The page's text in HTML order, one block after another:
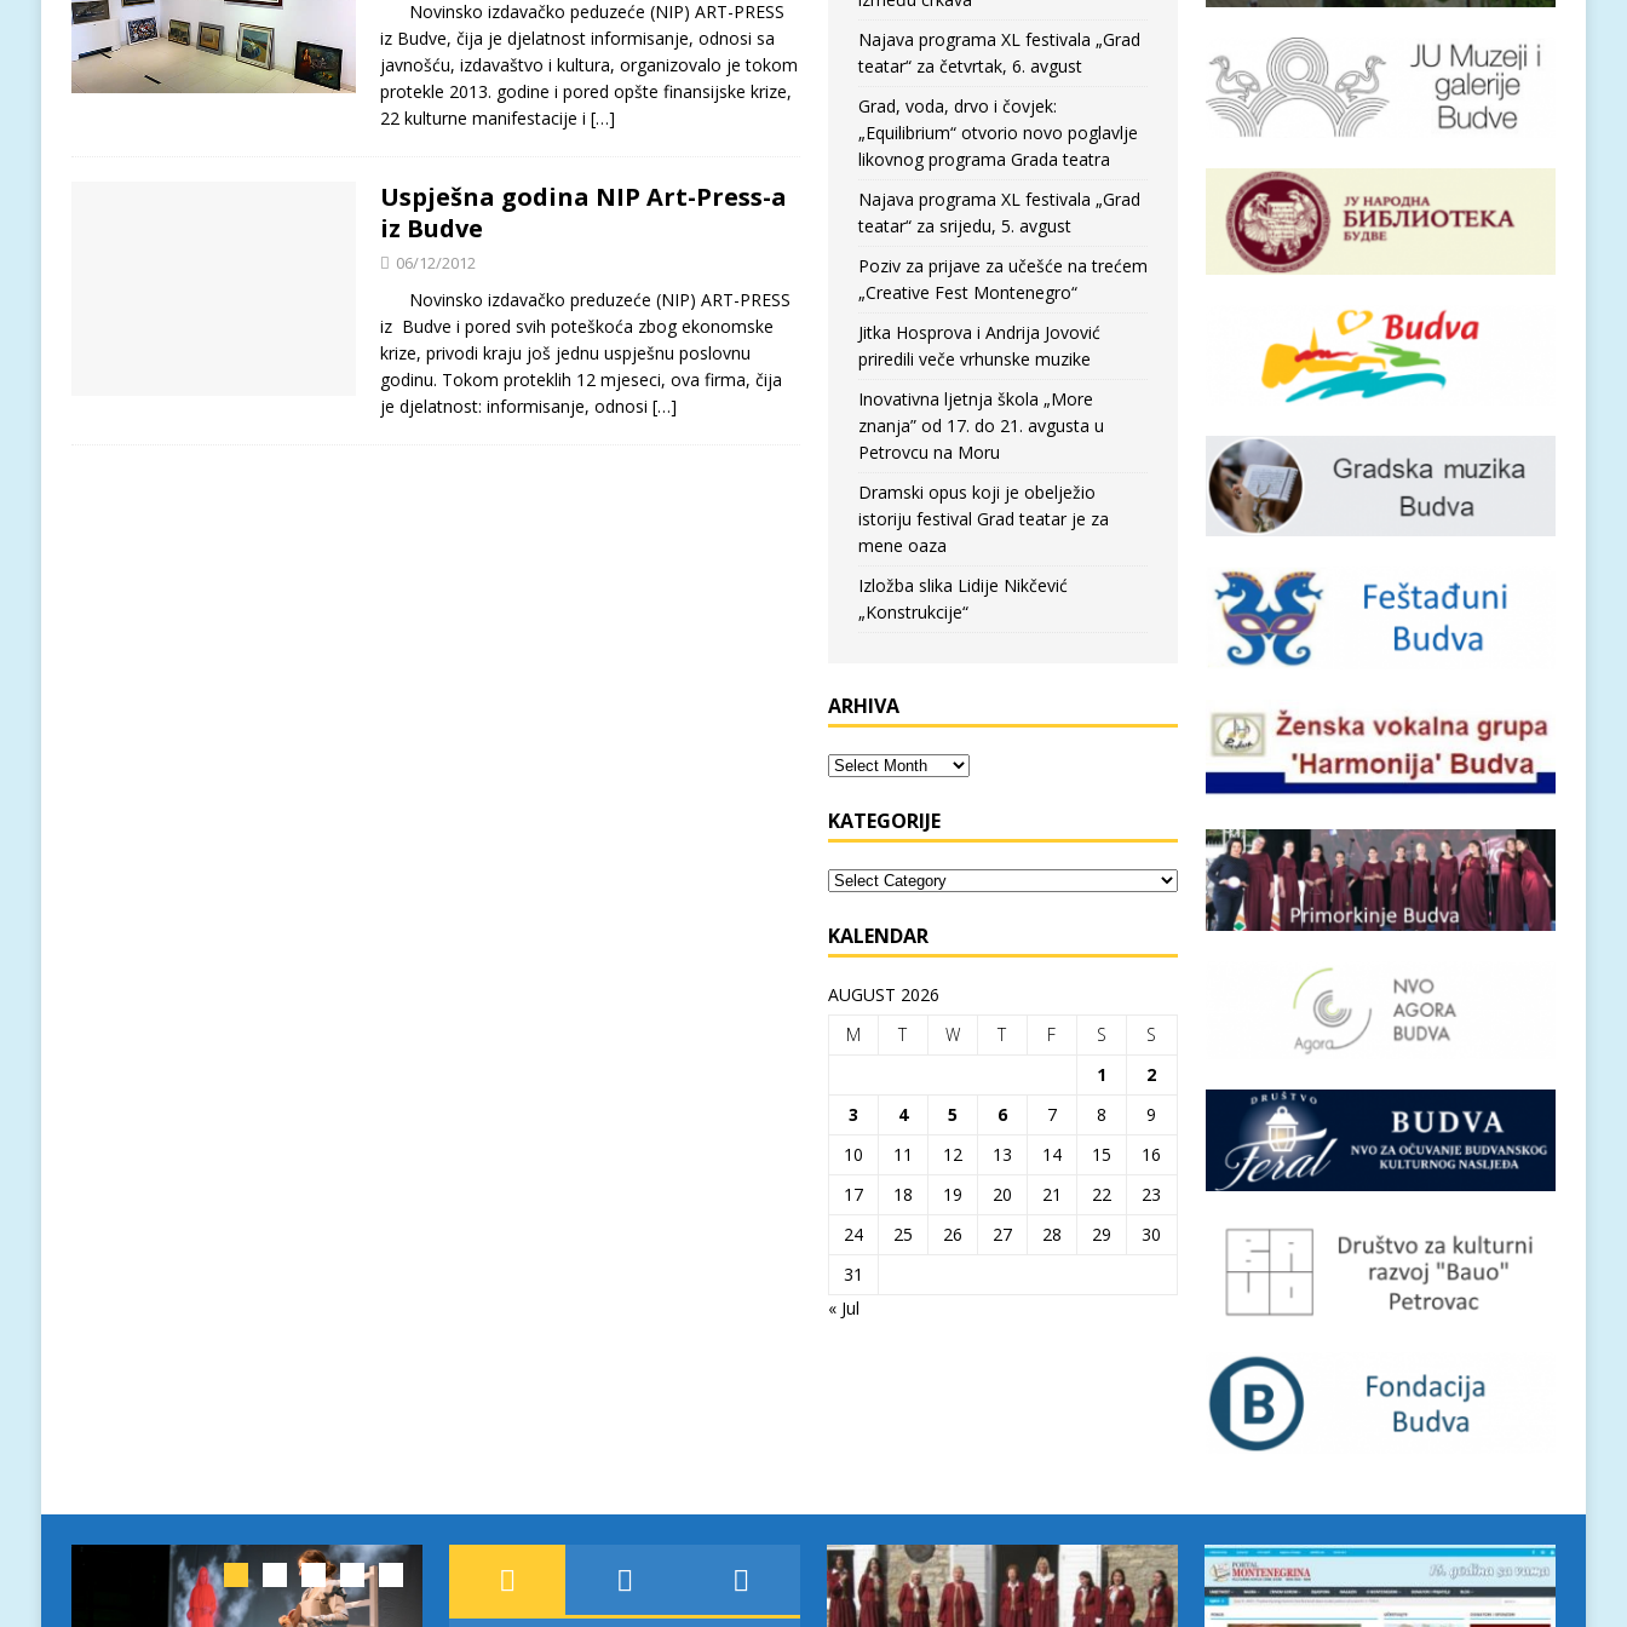
Novinsko izdavačko peduzeće (NIP) ART-PRESS
iz Budve, čija je djelatnost informisanje, odnosi sa
javnošću, izdavaštvo i kultura, organizovalo je tokom
protekle 2013. godine i pored opšte finansijske krize,
22 kulturne manifestacije i […]
Uspješna godina NIP Art-Press-a
iz Budve
06/12/2012
Novinsko izdavačko preduzeće (NIP) ART-PRESS
iz Budve i pored svih poteškoća zbog ekonomske
krize, privodi kraju još jednu uspješnu poslovnu
godinu. Tokom proteklih 12 mjeseci, ova firma, čija
je djelatnost: informisanje, odnosi […]
Najava programa XL festivala „Grad
teatar“ za četvrtak, 6. avgust
Grad, voda, drvo i čovjek:
„Equilibrium“ otvorio novo poglavlje
likovnog programa Grada teatra
Najava programa XL festivala „Grad
teatar“ za srijedu, 5. avgust
Poziv za prijave za učešće na trećem
„Creative Fest Montenegro“
Jitka Hosprova i Andrija Jovović
priredili veče vrhunske muzike
Inovativna ljetnja škola „More
znanja” od 17. do 21. avgusta u
Petrovcu na Moru
Dramski opus koji je obelježio
istoriju festival Grad teatar je za
mene oaza
Izložba slika Lidije Nikčević
„Konstrukcije“
ARHIVA
KATEGORIJE
KALENDAR
AUGUST 2026
M
T W T F S
S
1
2
3
4 5 6 7 8
9
10
11 12 13 14 15
16
17
18 19 20 21 22
23
24
25 26 27 28 29
30
31
« Jul